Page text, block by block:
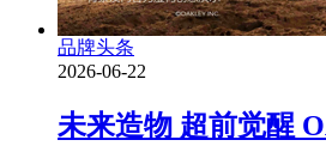
品牌头条
2026-06-22
未来造物 超前觉醒